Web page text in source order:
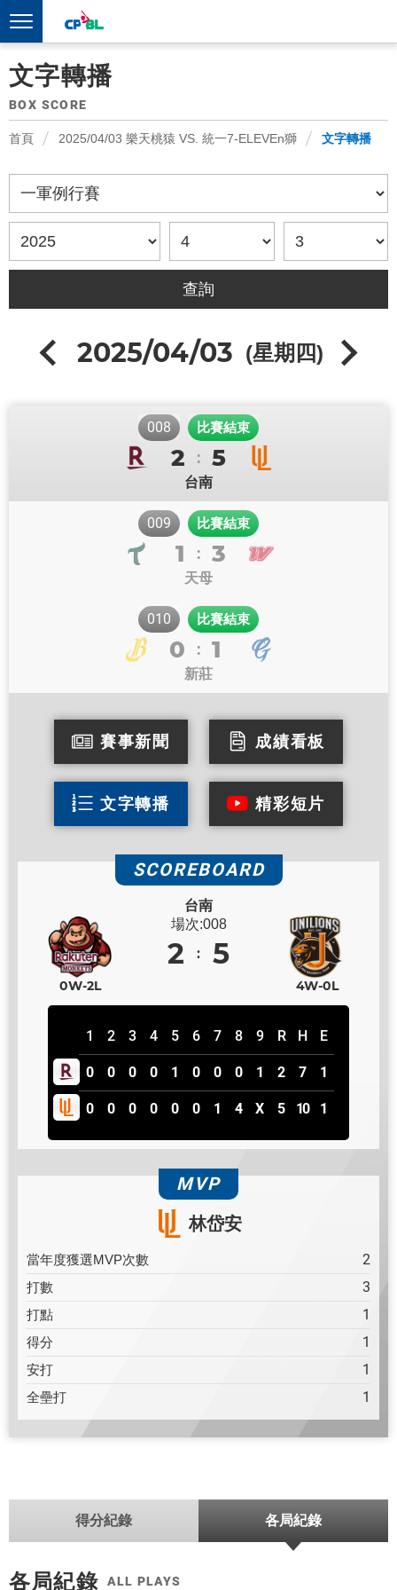
文字轉播
BOX SCORE
首頁 2025/04/03 樂天桃猿 VS. 統一7-ELEVEn獅 文字轉播
2025/04/03 (星期四)
008 比賽結束
2 : 5
台南
009 比賽結束
1 : 3
天母
010 比賽結束
0 : 1
新莊
賽事新聞 成績看板
文字轉播 精彩短片
SCOREBOARD
台南
場次:008
2
0W-2L
1 2 3 4 5 6 7 8 9
0 0 0 0 1 0 0 0 1
0 0 0 0 0 0 1 4 X
R H E
2 7 1
5 10 1
5
4W-0L
MVP
林岱安
當年度獲選MVP次數 2
打數 3
打點 1
得分 1
安打 1
全壘打 1
得分紀錄 各局紀錄
各局紀錄 ALL PLAYS